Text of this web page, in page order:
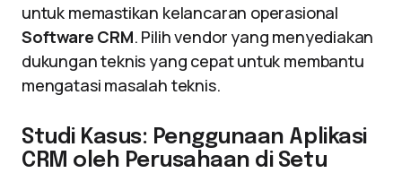
untuk memastikan kelancaran operasional
Software CRM. Pilih vendor yang menyediakan
dukungan teknis yang cepat untuk membantu
mengatasi masalah teknis.
Studi Kasus: Penggunaan Aplikasi
CRM oleh Perusahaan di Setu